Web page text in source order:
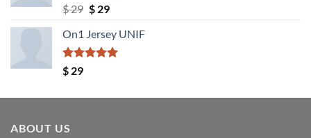
Valorado
con
5.00
de 5
$29 El
original
era:
$29El
actual
es:
On1 Jersey UNIF
Valorado
con
$ 29
ABOUT US